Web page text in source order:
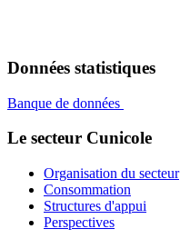
Données statistiques
Banque de données
Le secteur Cunicole
Organisation du secteur
Consommation
Structures d'appui
Perspectives